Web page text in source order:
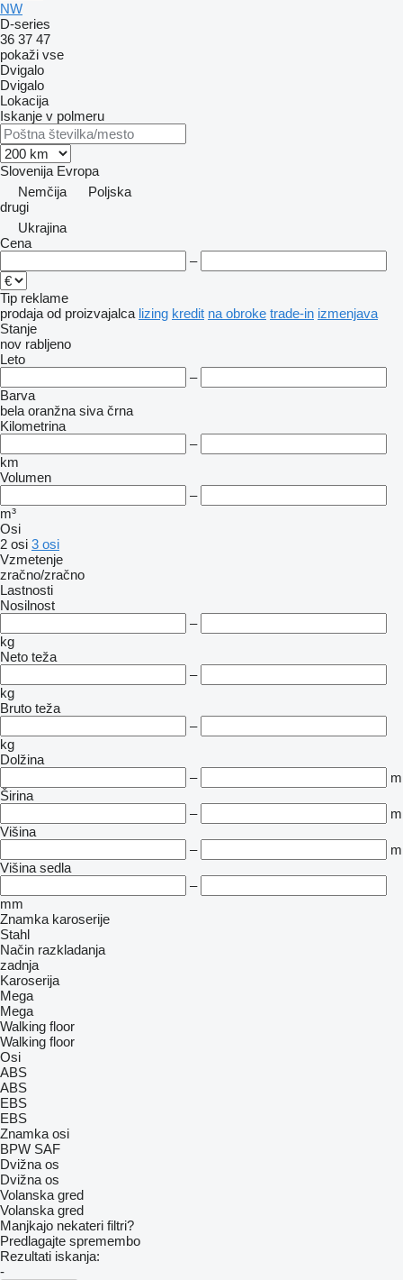
NW
D-series
36 37 47
pokaži vse
Dvigalo
Dvigalo
Lokacija
Iskanje v polmeru
Slovenija Evropa
Nemčija
Poljska
drugi
Ukrajina
Cena
–
Tip reklame
prodaja od proizvajalca lizing kredit na obroke trade-in izmenjava
Stanje
nov rabljeno
Leto
–
Barva
bela oranžna siva črna
Kilometrina
–
km
Volumen
–
m³
Osi
2 osi 3 osi
Vzmetenje
zračno/zračno
Lastnosti
Nosilnost
–
kg
Neto teža
–
kg
Bruto teža
–
kg
Dolžina
–
m
Širina
–
m
Višina
–
m
Višina sedla
–
mm
Znamka karoserije
Stahl
Način razkladanja
zadnja
Karoserija
Mega
Mega
Walking floor
Walking floor
Osi
ABS
ABS
EBS
EBS
Znamka osi
BPW SAF
Dvižna os
Dvižna os
Volanska gred
Volanska gred
Manjkajo nekateri filtri?
Predlagajte spremembo
Rezultati iskanja:
-